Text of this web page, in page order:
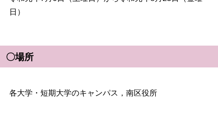
日）
〇場所
各大学・短期大学のキャンパス，南区役所